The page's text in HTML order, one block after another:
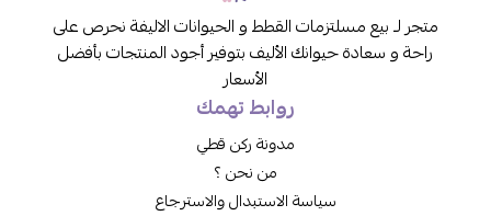
متجر لـ بيع مسلتزمات القطط و الحيوانات الاليفة نحرص على
راحة و سعادة حيوانك الأليف بتوفير أجود المنتجات بأفضل
الأسعار
روابط تهمك
مدونة ركن قطي
من نحن ؟
سياسة الاستبدال والاسترجاع